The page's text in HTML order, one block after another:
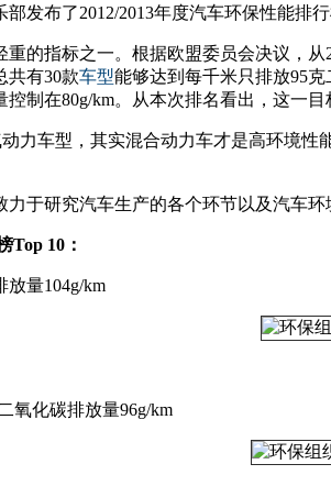
布了2012/2013年度汽车环保性能排
的指标之一。根据欧盟委员会决议，
共有30款车型能够达到每千米只排放95
制在80g/km。从本次排名看出，这一目
动力车型，其实混合动力车才是高环境
于研究汽车生产的各个环节以及汽车
Top 10：
量104g/km
氧化碳排放量96g/km